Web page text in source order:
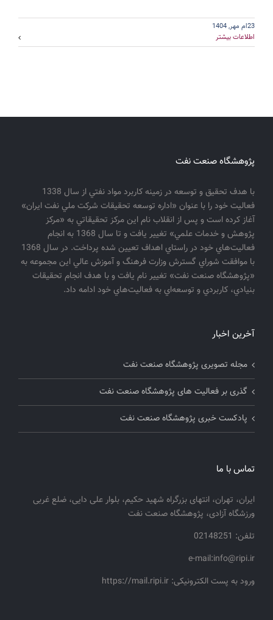
23ام مهر, 1404
اطلاعات بیشتر
پژوهشگاه صنعت نفت
با هدف تحقيق و توسعه در زمينه كاربرد مواد نفتي از سال 1338
فعاليت خود را با عنوان «اداره توسعه تحقيقات شركت ملي نفت ايران»
آغاز كرده است و پس از انقلاب نام اين مركز تحقيقاتي به «مركز
پژوهش و خدمات علمي» تغيير يافت و تا سال 1368 به انجام
فعاليت‌هاي خود در راستاي اهداف تعيين شده پرداخت. در سال 1368
با موافقت شوراي گسترش وزارت فرهنگ و آموزش عالي اين مجموعه به
«پژوهشگاه صنعت نفت» تغيير نام يافت و با هدف انجام تحقيقات
بنيادي، كاربردي و توسعه‌اي به فعاليت‌هاي خود ادامه داد.
آخرین اخبار
مجله تصویری پژوهشگاه صنعت نفت
گذری بر فعالیت های پژوهشگاه صنعت نفت
پادکست خبری پژوهشگاه صنعت نفت
تماس با ما
ایران، تهران، انتهای بزرگراه شهید حکیم، بلوار علی دایی، ضلع غربی
ورزشگاه آزادی، پژوهشگاه صنعت نفت
تلفن: 02148251
e-mail:info@ripi.ir
ورود به پست الکترونیکی: https://mail.ripi.ir